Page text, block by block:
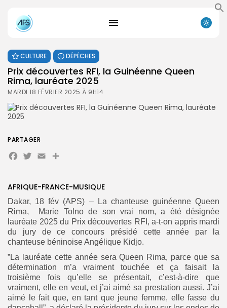
Search
for:
Search
Button
FR
CULTURE DÉPÊCHES
Prix découvertes RFI, la Guinéenne Queen
Rima, lauréate 2025
MARDI 18 FÉVRIER 2025 À 9H14
AFRIQUE-FRANCE-MUSIQUE
Dakar, 18 fév (APS) – La chanteuse guinéenne Queen
Rima, Marie Tolno de son vrai nom, a été désignée
lauréate 2025 du Prix découvertes RFI, a-t-on appris mardi
du jury de ce concours présidé cette année par la
chanteuse béninoise Angélique Kidjo.
”La lauréate cette année sera Queen Rima, parce que sa
détermination m’a vraiment touchée et ça faisait la
troisième fois qu’elle se présentait, c’est-à-dire que
vraiment, elle en veut, et j’ai aimé sa prestation aussi. J’ai
aimé le fait que, en tant que jeune femme, elle fasse du
PARTAGER
Facebook
Twitter
EmailPartager